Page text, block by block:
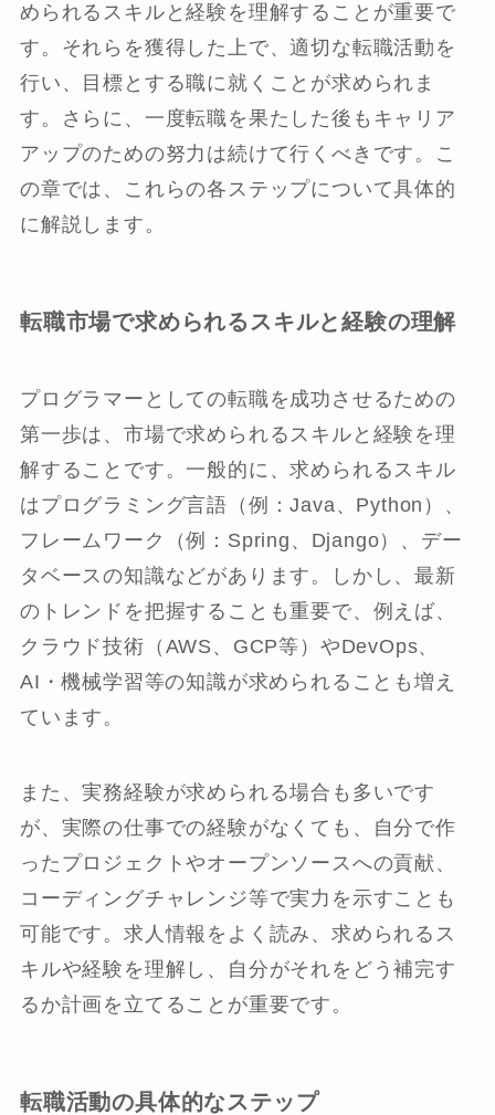
められるスキルと経験を理解することが重要で
す。それらを獲得した上で、適切な転職活動を
行い、目標とする職に就くことが求められま
す。さらに、一度転職を果たした後もキャリア
アップのための努力は続けて行くべきです。こ
の章では、これらの各ステップについて具体的
に解説します。
転職市場で求められるスキルと経験の理解
プログラマーとしての転職を成功させるための
第一歩は、市場で求められるスキルと経験を理
解することです。一般的に、求められるスキル
はプログラミング言語（例：Java、Python）、
フレームワーク（例：Spring、Django）、デー
タベースの知識などがあります。しかし、最新
のトレンドを把握することも重要で、例えば、
クラウド技術（AWS、GCP等）やDevOps、
AI・機械学習等の知識が求められることも増え
ています。
また、実務経験が求められる場合も多いです
が、実際の仕事での経験がなくても、自分で作
ったプロジェクトやオープンソースへの貢献、
コーディングチャレンジ等で実力を示すことも
可能です。求人情報をよく読み、求められるス
キルや経験を理解し、自分がそれをどう補完す
るか計画を立てることが重要です。
転職活動の具体的なステップ